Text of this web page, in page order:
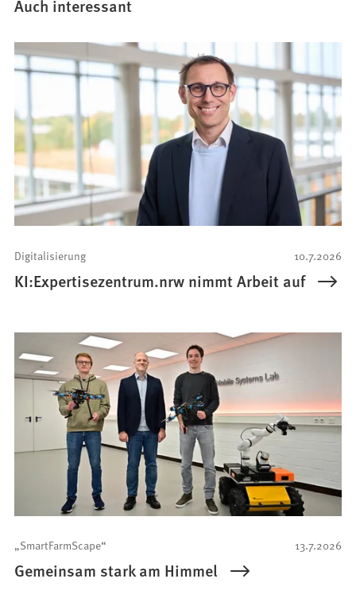
Auch interessant
10.7.2026
Digitalisierung
KI:Expertisezentrum.nrw nimmt Arbeit auf
13.7.2026
„SmartFarmScape“
Gemeinsam stark am Himmel